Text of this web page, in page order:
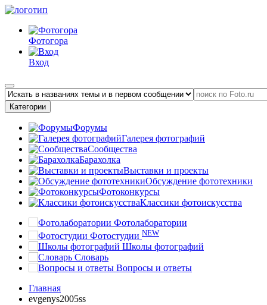
Фотогора
Вход
Категории
Форумы
Галерея фотографий
Сообщества
Барахолка
Выставки и проекты
Обсуждение фототехники
Фотоконкурсы
Классики фотоискусства
Фотолаборатории
Фотостудии NEW
Школы фотографий
Словарь
Вопросы и ответы
Главная
evgenys2005ss